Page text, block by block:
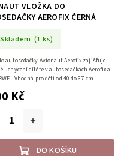
VLOŽKA DO
AEROFIX ČERNÁ
Skladem (1 ks)
Kč
DO KOŠÍKU
autosedačky Avionaut Aerofix zajišťuje
uchycení dítěte v autosedačkách Aerofix a
Vhodná pro děti od 40 do 67 cm